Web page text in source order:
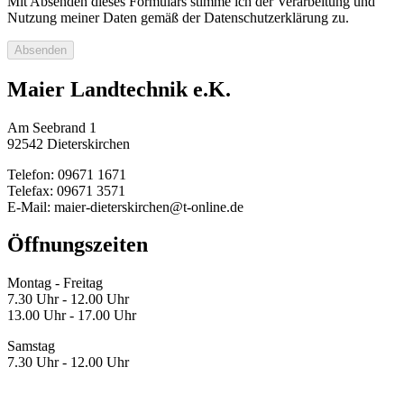
Nutzung meiner Daten gemäß der Datenschutzerklärung zu.
Absenden
Maier Landtechnik e.K.
Am Seebrand 1
92542 Dieterskirchen
Telefon: 09671 1671
Telefax: 09671 3571
E-Mail: maier-dieterskirchen@t-online.de
Öffnungszeiten
Montag - Freitag
7.30 Uhr - 12.00 Uhr
13.00 Uhr - 17.00 Uhr
Samstag
7.30 Uhr - 12.00 Uhr